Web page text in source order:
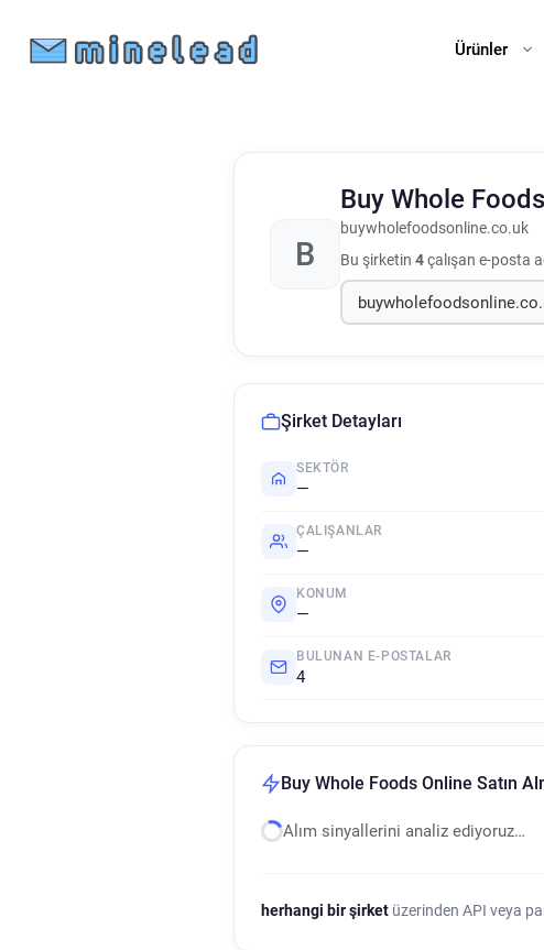
Ürünler
B
Buy Whole
buywholefoodsonline.co.uk
Bu şirketin 4çalışan e-posta
Şirket Detayları
SEKTÖR
—
ÇALIŞANLAR
—
KONUM
—
BULUNAN E-POSTALAR
4
Buy Whole Foods Online Satın
Alım sinyallerini analiz ediyoruz…
herhangi bir şirket üzerinden API veya